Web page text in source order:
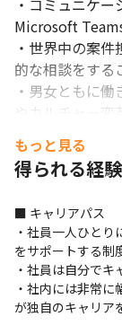
・コミュニケ
Microsoft
・世界中の案
的な相談をする
・男女ともに
やカルチャー
・女性社員は全
17.8%、女性の
36.7％、男性の
■ 教育体制
・24,000コー
実践的なスキ
・海外オフィス
社員が英語を教
もっと見る
得られる経
■ キャリアパス
・社員一人ひと
をサポートする制
・社員は自分で
・社内には非常
が独自のキャリア